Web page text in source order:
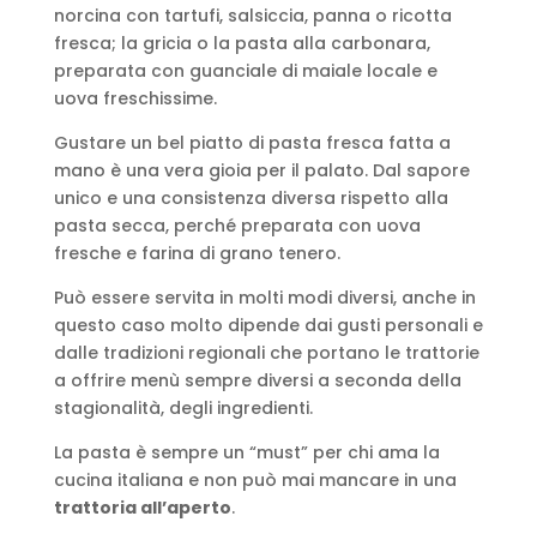
norcina con tartufi, salsiccia, panna o ricotta
fresca; la gricia o la pasta alla carbonara,
preparata con guanciale di maiale locale e
uova freschissime.
Gustare un bel piatto di pasta fresca fatta a
mano è una vera gioia per il palato. Dal sapore
unico e una consistenza diversa rispetto alla
pasta secca, perché preparata con uova
fresche e farina di grano tenero.
Può essere servita in molti modi diversi, anche in
questo caso molto dipende dai gusti personali e
dalle tradizioni regionali che portano le trattorie
a offrire menù sempre diversi a seconda della
stagionalità, degli ingredienti.
La pasta è sempre un “must” per chi ama la
cucina italiana e non può mai mancare in una
trattoria all’aperto.